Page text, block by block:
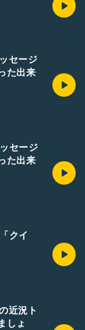
セージ
た出来
セージ
た出来
クイ
近況ト
しょ